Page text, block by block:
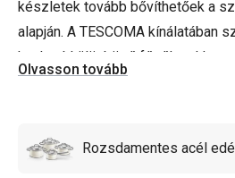
készletek tovább bővíthetőek a
alapján. A TESCOMA kínálatában
kapható különböző főzőlapokhoz
is.
Olvasson tovább
Rozsdamentes acél